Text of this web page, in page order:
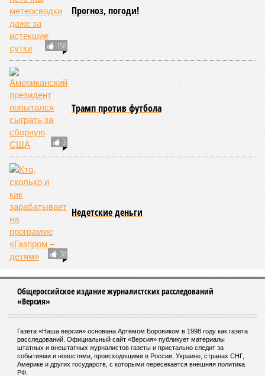
150
Прогноз, погоди!
3
Трамп против футбола
30
Недетские деньги
Общероссийское издание журналистских расследований
«Версия»
Газета «Наша версия» основана Артёмом Боровиком в 1998 году как газета
расследований. Официальный сайт «Версия» публикует материалы
штатных и внештатных журналистов газеты и пристально следит за
событиями и новостями, происходящими в России, Украине, странах СНГ,
Америке и других государств, с которыми пересекается внешняя политика
РФ.